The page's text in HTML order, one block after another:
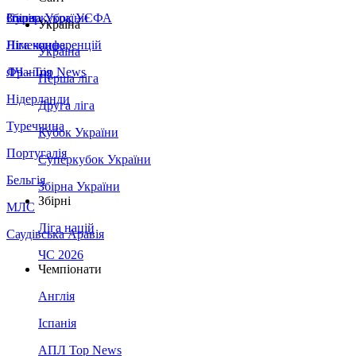
Збірна України
Італія
Німеччина
Франція
Нідерланди
Туреччина
Португалія
Бельгія
МЛС
Саудівська Аравія
Суперкубок УЄФА
Ліга конференцій
ЛЧ - Top News
Україна
Україна
Перша ліга
Друга ліга
Кубок України
Суперкубок України
Збірна України
Збірні
Ліга націй
ЧС 2026
Чемпіонати
Англія
Іспанія
АПЛ Top News